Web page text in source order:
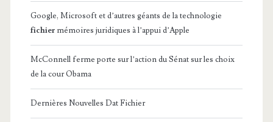
Google, Microsoft et d’autres géants de la technologie
fichier mémoires juridiques à l’appui d’Apple
McConnell ferme porte sur l’action du Sénat sur les choix
de la cour Obama
Dernières Nouvelles Dat Fichier